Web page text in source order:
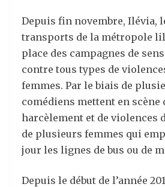
Depuis fin novembre, Ilévia,
transports de la métropole
place des campagnes de
contre tous types de
femmes. Par le biais de
comédiens mettent en scène
harcèlement et de violences
de plusieurs femmes qui
jour les lignes de bus ou de
Depuis le début de l’année